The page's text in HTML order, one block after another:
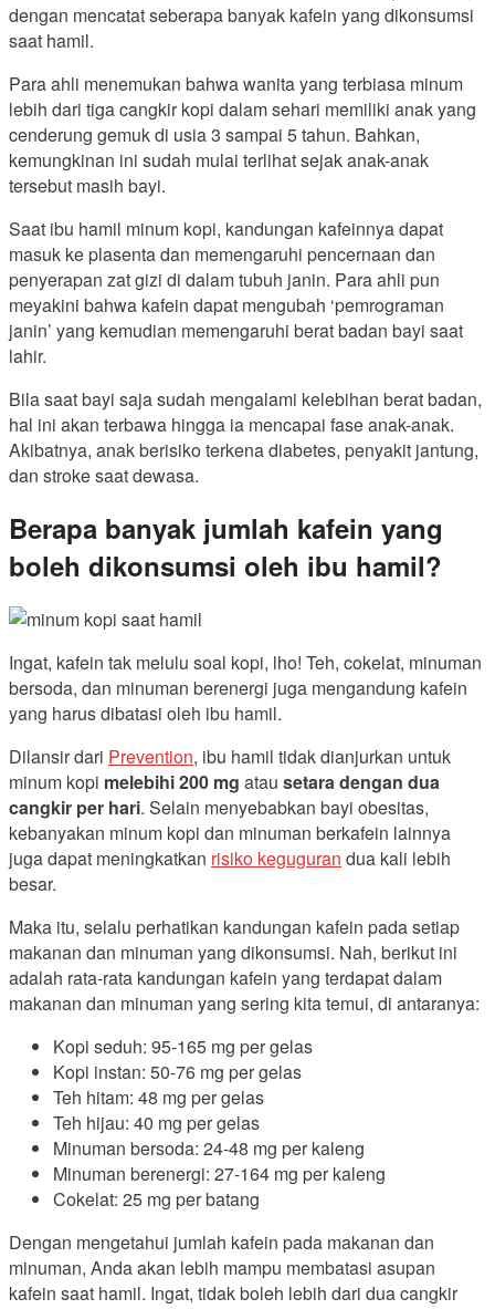
dengan mencatat seberapa banyak kafein yang dikonsumsi
saat hamil.
Para ahli menemukan bahwa wanita yang terbiasa minum
lebih dari tiga cangkir kopi dalam sehari memiliki anak yang
cenderung gemuk di usia 3 sampai 5 tahun. Bahkan,
kemungkinan ini sudah mulai terlihat sejak anak-anak
tersebut masih bayi.
Saat ibu hamil minum kopi, kandungan kafeinnya dapat
masuk ke plasenta dan memengaruhi pencernaan dan
penyerapan zat gizi di dalam tubuh janin. Para ahli pun
meyakini bahwa kafein dapat mengubah ‘pemrograman
janin’ yang kemudian memengaruhi berat badan bayi saat
lahir.
Bila saat bayi saja sudah mengalami kelebihan berat badan,
hal ini akan terbawa hingga ia mencapai fase anak-anak.
Akibatnya, anak berisiko terkena diabetes, penyakit jantung,
dan stroke saat dewasa.
Berapa banyak jumlah kafein yang
boleh dikonsumsi oleh ibu hamil?
Ingat, kafein tak melulu soal kopi, lho! Teh, cokelat, minuman
bersoda, dan minuman berenergi juga mengandung kafein
yang harus dibatasi oleh ibu hamil.
Dilansir dari Prevention, ibu hamil tidak dianjurkan untuk
minum kopi melebihi 200 mg atau setara dengan dua
cangkir per hari. Selain menyebabkan bayi obesitas,
kebanyakan minum kopi dan minuman berkafein lainnya
juga dapat meningkatkan risiko keguguran dua kali lebih
besar.
Maka itu, selalu perhatikan kandungan kafein pada setiap
makanan dan minuman yang dikonsumsi. Nah, berikut ini
adalah rata-rata kandungan kafein yang terdapat dalam
makanan dan minuman yang sering kita temui, di antaranya:
Kopi seduh: 95-165 mg per gelas
Kopi instan: 50-76 mg per gelas
Teh hitam: 48 mg per gelas
Teh hijau: 40 mg per gelas
Minuman bersoda: 24-48 mg per kaleng
Minuman berenergi: 27-164 mg per kaleng
Cokelat: 25 mg per batang
Dengan mengetahui jumlah kafein pada makanan dan
minuman, Anda akan lebih mampu membatasi asupan
kafein saat hamil. Ingat, tidak boleh lebih dari dua cangkir